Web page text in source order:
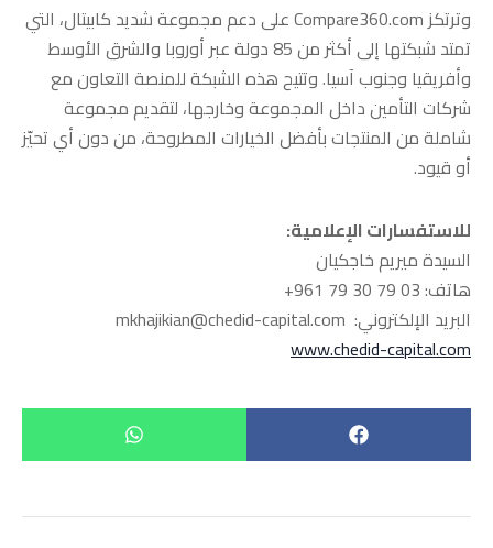
وترتكز Compare360.com على دعم مجموعة شديد كابيتال، التي
تمتد شبكتها إلى أكثر من 85 دولة عبر أوروبا والشرق الأوسط
وأفريقيا وجنوب آسيا. وتتيح هذه الشبكة للمنصة التعاون مع
شركات التأمين داخل المجموعة وخارجها، لتقديم مجموعة
شاملة من المنتجات بأفضل الخيارات المطروحة، من دون أي تحيّز
أو قيود.
للاستفسارات الإعلامية:
السيدة ميريم خاجكيان
هاتف: ‎+961 79 30 79 03
البريد الإلكتروني: mkhajikian@chedid-capital.com
www.chedid-capital.com